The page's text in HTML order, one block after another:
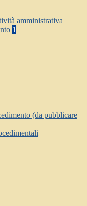
amministrativa
1
(da pubblicare